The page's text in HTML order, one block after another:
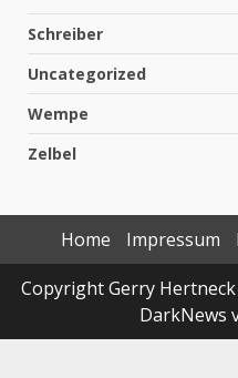
Schreiber
Uncategorized
Wempe
Zelbel
Home Impressum
Copyright Gerry
DarkNews